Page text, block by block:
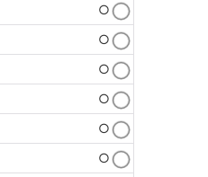
○
○
○
○
○
○